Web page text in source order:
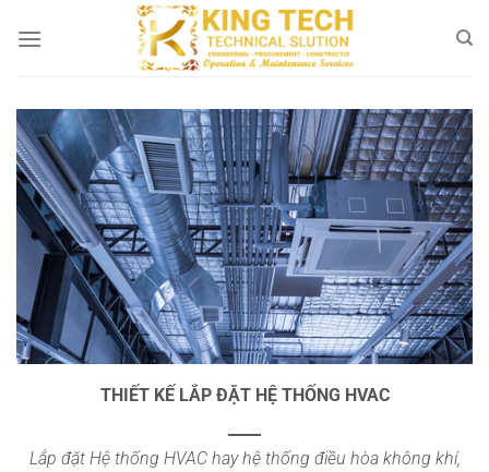
qua
THIẾT KẾ LẮP ĐẶT HỆ THỐNG HVAC
Lắp đặt Hệ thống HVAC hay hệ thống điều hòa không khí,